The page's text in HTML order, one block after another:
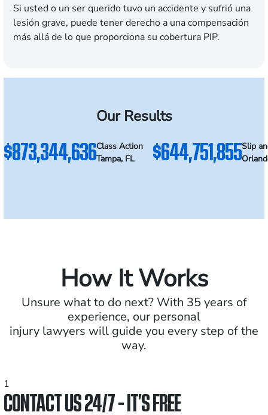
Si usted o un ser querido tuvo un accidente y sufrió una
lesión grave, puede tener derecho a una compensación
más allá de lo que proporciona su cobertura PIP.
Our Results
$873,344,636Class Action
Tampa, FL
$644,751,855Slip
How It Works
Unsure what to do next? With 35 years of
experience, our personal
injury lawyers will guide you every step of the
way.
1
CONTACT US 24/7 - IT’S FREE